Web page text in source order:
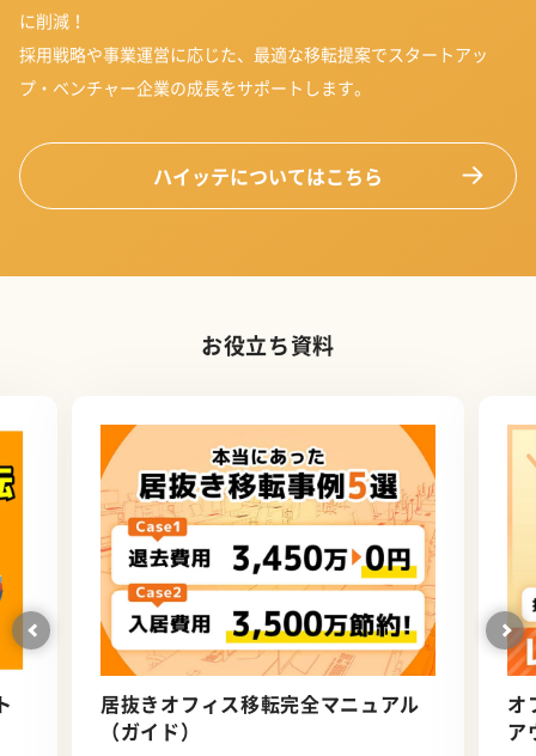
に削減！
採用戦略や事業運営に応じた、最適な移転提案でスタートアッ
プ・ベンチャー企業の成長をサポートします。
ハイッテについてはこちら
お役立ち資料
居抜きオフィス移転完全マニュアル
（ガイド）
オ
ア